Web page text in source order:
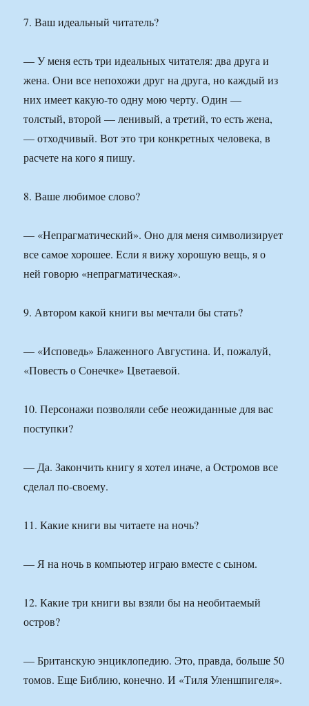
7. Ваш идеальный читатель?
— У меня есть три идеальных читателя: два друга и
жена. Они все непохожи друг на друга, но каждый из
них имеет какую-то одну мою черту. Один —
толстый, второй — ленивый, а третий, то есть жена,
— отходчивый. Вот это три конкретных человека, в
расчете на кого я пишу.
8. Ваше любимое слово?
— «Непрагматический». Оно для меня символизирует
все самое хорошее. Если я вижу хорошую вещь, я о
ней говорю «непрагматическая».
9. Автором какой книги вы мечтали бы стать?
— «Исповедь» Блаженного Августина. И, пожалуй,
«Повесть о Сонечке» Цветаевой.
10. Персонажи позволяли себе неожиданные для вас
поступки?
— Да. Закончить книгу я хотел иначе, а Остромов все
сделал по-своему.
11. Какие книги вы читаете на ночь?
— Я на ночь в компьютер играю вместе с сыном.
12. Какие три книги вы взяли бы на необитаемый
остров?
— Британскую энциклопедию. Это, правда, больше 50
томов. Еще Библию, конечно. И «Тиля Уленшпигеля».